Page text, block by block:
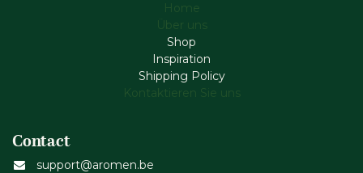
Home
Über uns
Shop
Inspiration
Shipping Policy
Kontaktieren Sie uns
Contact
support@aromen.be